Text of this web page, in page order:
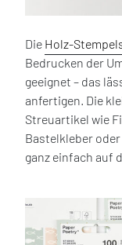
Die Holz-
Bedrucken der
geeignet – das
anfertigen. Die
Streuartikel wie
Bastelkleber
ganz einfach auf